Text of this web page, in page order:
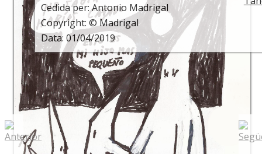
Cedida per: Antonio Madrigal
Copyright: © Madrigal
Data: 01/04/2019